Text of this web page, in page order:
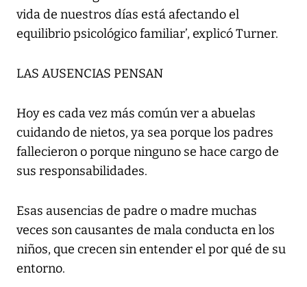
vida de nuestros días está afectando el
equilibrio psicológico familiar’, explicó Turner.
LAS AUSENCIAS PENSAN
Hoy es cada vez más común ver a abuelas
cuidando de nietos, ya sea porque los padres
fallecieron o porque ninguno se hace cargo de
sus responsabilidades.
Esas ausencias de padre o madre muchas
veces son causantes de mala conducta en los
niños, que crecen sin entender el por qué de su
entorno.